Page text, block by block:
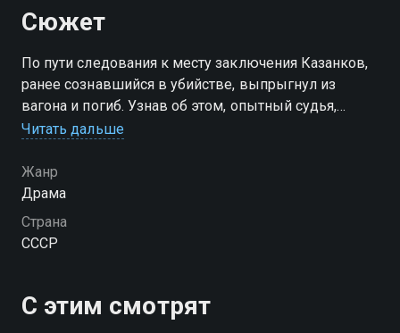
Сюжет
По пути следования к месту заключения Казанков,
ранее сознавшийся в убийстве, выпрыгнул из
вагона и погиб. Узнав об этом, опытный судья,
который вел дело осужденного, решил вернуться к
поспешил с вынесением приговора...
Читать дальше
Жанр
Драма
Страна
СССР
С этим смотрят